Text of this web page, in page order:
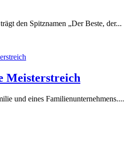
den Spitznamen „Der Beste, der...
Meisterstreich
und eines Familienunternehmens....